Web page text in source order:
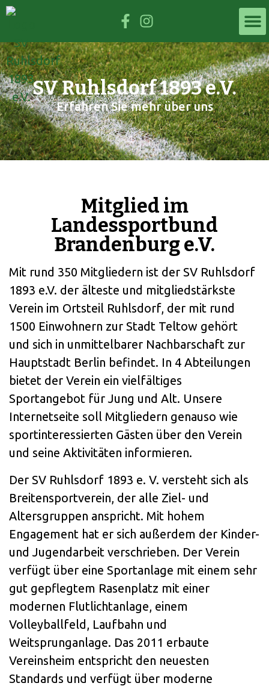
SV Ruhlsdorf 1893 e.V.
Erfahren Sie mehr über uns
Mitglied im
Landessportbund
Brandenburg e.V.
Mit rund 350 Mitgliedern ist der SV Ruhlsdorf
1893 e.V. der älteste und mitgliedstärkste
Verein im Ortsteil Ruhlsdorf, der mit rund
1500 Einwohnern zur Stadt Teltow gehört
und sich in unmittelbarer Nachbarschaft zur
Hauptstadt Berlin befindet. In 4 Abteilungen
bietet der Verein ein vielfältiges
Sportangebot für Jung und Alt. Unsere
Internetseite soll Mitgliedern genauso wie
sportinteressierten Gästen über den Verein
und seine Aktivitäten informieren.
Der SV Ruhlsdorf 1893 e. V. versteht sich als
Breitensportverein, der alle Ziel- und
Altersgruppen anspricht. Mit hohem
Engagement hat er sich außerdem der Kinder-
und Jugendarbeit verschrieben. Der Verein
verfügt über eine Sportanlage mit einem sehr
gut gepflegtem Rasenplatz mit einer
modernen Flutlichtanlage, einem
Volleyballfeld, Laufbahn und
Weitsprunganlage. Das 2011 erbaute
Vereinsheim entspricht den neuesten
Standards und verfügt über moderne